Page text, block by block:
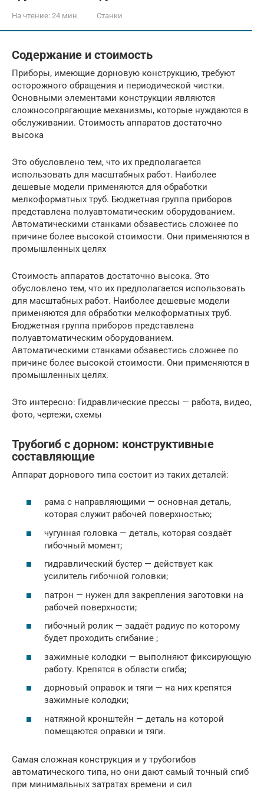
На чтение: 24 мин Станки
Содержание и стоимость
Приборы, имеющие дорновую конструкцию, требуют
осторожного обращения и периодической чистки.
Основными элементами конструкции являются
сложносопрягающие механизмы, которые нуждаются в
обслуживании. Стоимость аппаратов достаточно
высока
Это обусловлено тем, что их предполагается
использовать для масштабных работ. Наиболее
дешевые модели применяются для обработки
мелкоформатных труб. Бюджетная группа приборов
представлена полуавтоматическим оборудованием.
Автоматическими станками обзавестись сложнее по
причине более высокой стоимости. Они применяются в
промышленных целях
Стоимость аппаратов достаточно высока. Это
обусловлено тем, что их предполагается использовать
для масштабных работ. Наиболее дешевые модели
применяются для обработки мелкоформатных труб.
Бюджетная группа приборов представлена
полуавтоматическим оборудованием.
Автоматическими станками обзавестись сложнее по
причине более высокой стоимости. Они применяются в
промышленных целях.
Это интересно: Гидравлические прессы — работа, видео,
фото, чертежи, схемы
Трубогиб с дорном: конструктивные
составляющие
Аппарат дорнового типа состоит из таких деталей:
рама с направляющими — основная деталь,
которая служит рабочей поверхностью;
чугунная головка — деталь, которая создаёт
гибочный момент;
гидравлический бустер — действует как
усилитель гибочной головки;
патрон — нужен для закрепления заготовки на
рабочей поверхности;
гибочный ролик — задаёт радиус по которому
будет проходить сгибание ;
зажимные колодки — выполняют фиксирующую
работу. Крепятся в области сгиба;
дорновый оправок и тяги — на них крепятся
зажимные колодки;
натяжной кронштейн — деталь на которой
помещаются оправки и тяги.
Самая сложная конструкция и у трубогибов
автоматического типа, но они дают самый точный сгиб
при минимальных затратах времени и сил